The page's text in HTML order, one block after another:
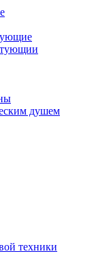
душем
техники